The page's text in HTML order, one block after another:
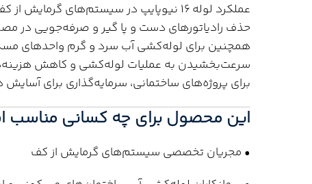
عملکرد لوله ۱۶ نیوپایپ در سیستم‌های
حذف رادیاتورهای دست و پا گیر و صرفه‌جویی در
سرعت‌بخشیدن به عملیات لوله‌کشی و کاهش
برای پروژه‌های ساختمانی، سرمایه‌گذاری برای
این محصول برای چه کسانی مناسب
• مجریان تخصصی سیستم‌های گرمایش از کف